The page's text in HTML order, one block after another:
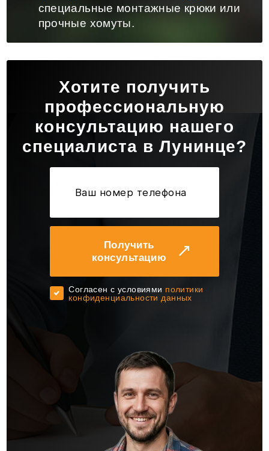
специальные монтажные крюки или
прочные хомуты.
Хотите получить
профессиональную
консультацию нашего
специалиста в Лунинце?
Получить
консультацию
Cогласен с условиями политики
конфиденциальности данных